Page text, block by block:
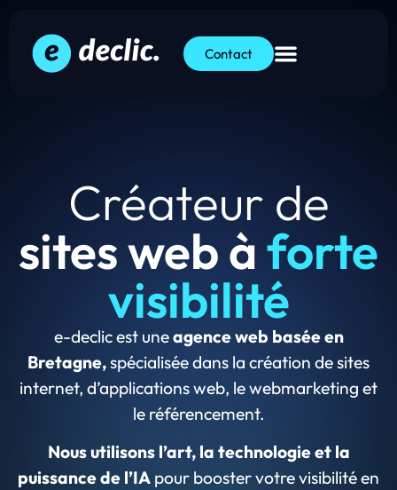
Contact
Créateur de
sites web àforte
visibilité
e-declic est uneagence web basée en
Bretagne,spécialisée dans la création de sites
internet, d’applications web, le webmarketing et
le référencement.
Nous utilisons l’art, la technologie et la
puissance de l’IA pour booster votre visibilité en